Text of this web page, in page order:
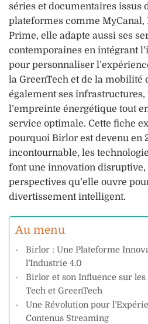
séries et documentaires issus
plateformes comme MyCanal,
Prime, elle adapte aussi ses
contemporaines en intégrant
pour personnaliser
la GreenTech et de la mobilité
également ses
l’empreinte énergétique tout
service optimale. Cette fiche
pourquoi Birlor est devenu en
incontournable, les
font une innovation disruptive,
perspectives qu’elle ouvre
divertissement intelligent.
Au menu
Birlor : Une Plateforme
l’Industrie 4.0
Birlor et son Influence sur les
Tech et GreenTech
Une Révolution pour
Contenus Streaming